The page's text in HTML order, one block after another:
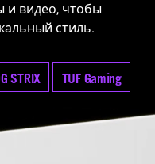
и видео, чтобы
стиль.
STRIX TUF Gaming